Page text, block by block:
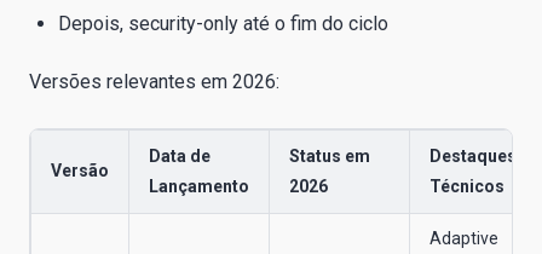
Depois, security-only até o fim do ciclo
Versões relevantes em 2026:
Versão
Data de
Lançamento
Status em
2026
Destaques
Técnicos
Adaptive